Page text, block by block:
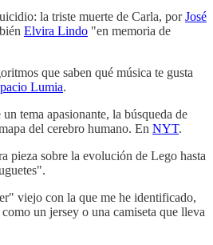
la triste muerte de Carla, porJosé
Elvira Lindo "en memoria de
que saben qué música te gusta
Lumia.
tema apasionante, la búsqueda de
del cerebro humano. En NYT.
pieza sobre la evolución de Lego hasta
viejo con la que me he identificado,
un jersey o una camiseta que lleva